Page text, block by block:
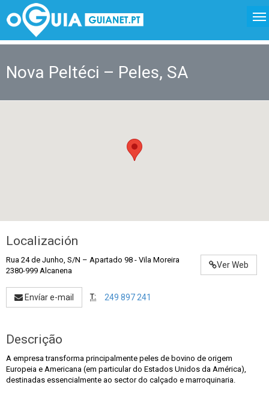
Nova Peltéci – Peles, SA
Localización
Ver Web
Rua 24 de Junho, S/N – Apartado 98 - Vila Moreira
2380-999 Alcanena
Envíar e-mail T: 249 897 241
Descrição
A empresa transforma principalmente peles de bovino de origem
Europeia e Americana (em particular do Estados Unidos da América),
destinadas essencialmente ao sector do calçado e marroquinaria.